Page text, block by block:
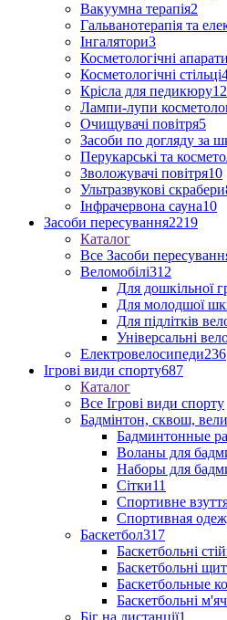
Вакуумна терапія2
Гальванотерапія та
Інгалятори3
Косметологічні апарати
Косметологічні стільці
Крісла для педикюру12
Лампи-лупи
Очищувачі повітря5
Засоби по догляду за
Перукарські та
Зволожувачі повітря10
Ультразвукові скрабери
Інфрачервона сауна10
Засоби пересування2219
Каталог
Все Засоби
Веломобілі312
Для дошкільної
Для молодшої
Для підлітків
Універсальні
Електровелосипеди236
Ігрові види спорту687
Каталог
Все Ігрові види спорту
Бадмінтон, сквош,
Бадминтонные
Воланы для
Наборы для
Сітки11
Спортивне
Спортивная
Баскетбол317
Баскетбольні
Баскетбольні
Баскетбольные
Баскетбольні
Біг на дистанції1